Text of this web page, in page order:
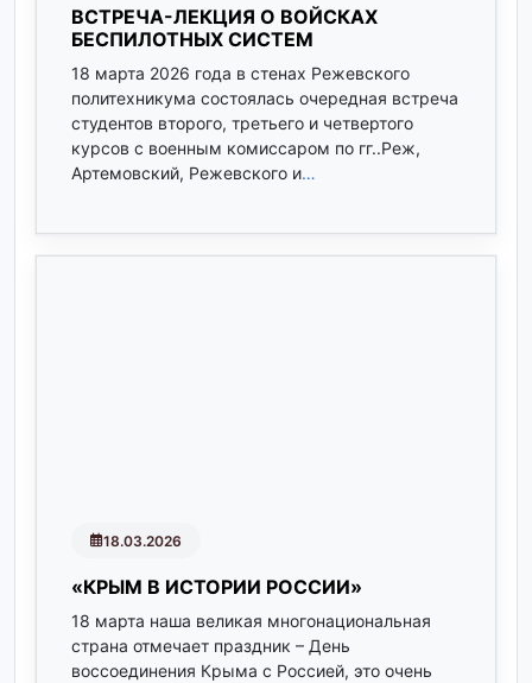
ВСТРЕЧА-ЛЕКЦИЯ О ВОЙСКАХ
БЕСПИЛОТНЫХ СИСТЕМ
18 марта 2026 года в стенах Режевского
политехникума состоялась очередная встреча
студентов второго, третьего и четвертого
курсов с военным комиссаром по гг..Реж,
Артемовский, Режевского и…
18.03.2026
«КРЫМ В ИСТОРИИ РОССИИ»
18 марта наша великая многонациональная
страна отмечает праздник – День
воссоединения Крыма с Россией, это очень